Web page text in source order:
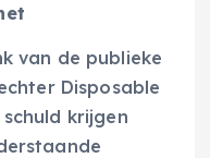
van de publieke
Disposable
krijgen